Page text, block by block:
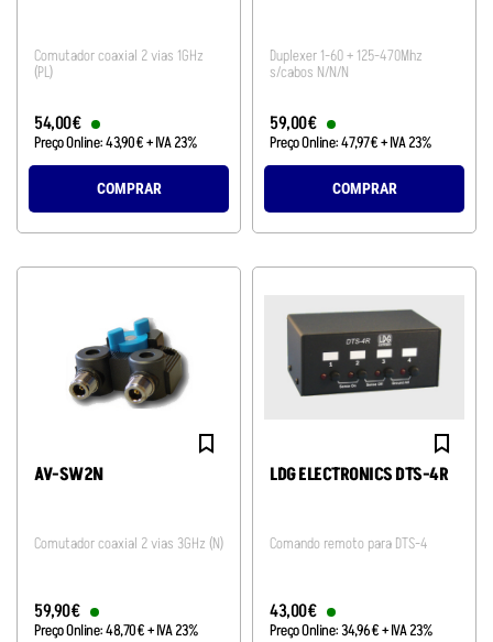
Comutador coaxial 2 vias 1GHz
(PL)
54,00€
Preço Online:43,90€+ IVA 23%
COMPRAR
Duplexer 1-60 + 125-470Mhz
s/cabos N/N/N
59,00€
Preço Online:47,97€+ IVA 23%
COMPRAR
AV-SW2N
Comutador coaxial 2 vias 3GHz (N)
59,90€
Preço Online:48,70€+ IVA 23%
LDG ELECTRONICS DTS-4R
Comando remoto para DTS-4
43,00€
Preço Online:34,96€+ IVA 23%